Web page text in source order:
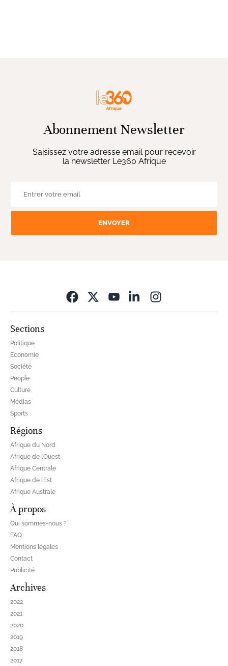
Abonnement Newsletter
Saisissez votre adresse email pour recevoir
la newsletter Le360 Afrique
ENVOYER
Sections
Politique
Economie
Société
People
Culture
Médias
Sports
Régions
Afrique du Nord
Afrique de l’Ouest
Afrique Centrale
Afrique de l’Est
Afrique Australe
À propos
Qui sommes-nous ?
FAQ
Mentions légales
Contact
Publicité
Archives
2022
2021
2020
2019
2018
2017